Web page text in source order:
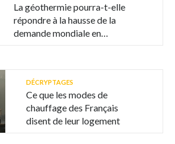
La géothermie pourra-t-elle
répondre à la hausse de la
demande mondiale en
DÉCRYPTAGES
Ce que les modes de
chauffage des Français
disent de leur logement